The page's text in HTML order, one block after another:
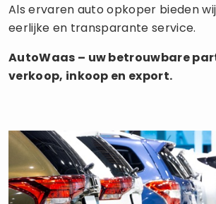
Als ervaren auto opkoper bieden
eerlijke en transparante service.
AutoWaas – uw betrouwbare
verkoop, inkoop en export.